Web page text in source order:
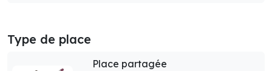
Type de place
Place partagée